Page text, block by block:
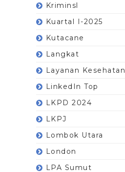
Kriminsl
Kuartal I-2025
Kutacane
Langkat
Layanan Kesehatan
LinkedIn Top
LKPD 2024
LKPJ
Lombok Utara
London
LPA Sumut